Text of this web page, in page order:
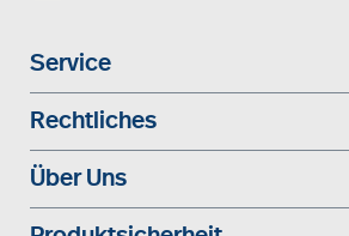
Service
Rechtliches
Über Uns